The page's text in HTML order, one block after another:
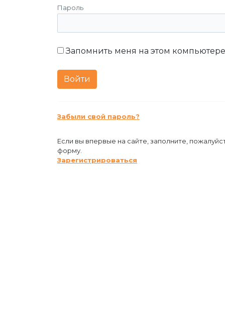
Пароль
Запомнить меня на этом компьютере
Забыли свой пароль?
Если вы впервые на сайте, заполните,
форму.
Зарегистрироваться